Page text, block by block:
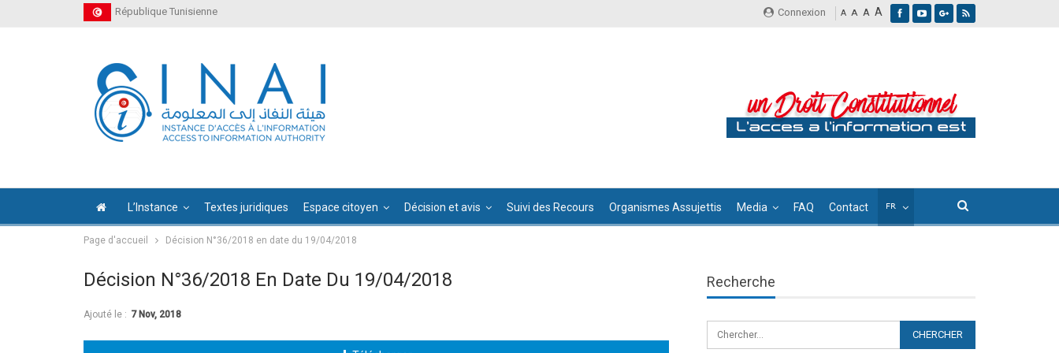
Connexion A A A A
République Tunisienne
L’Instance Textes juridiques Espace citoyen Décision et avis Suivi des Recours Organismes Assujettis Media FAQ Contact
Page d'accueil Décision N°36/2018 en date du 19/04/2018
Décision N°36/2018 En Date Du 19/04/2018
Ajouté le : 7 Nov, 2018
Recherche